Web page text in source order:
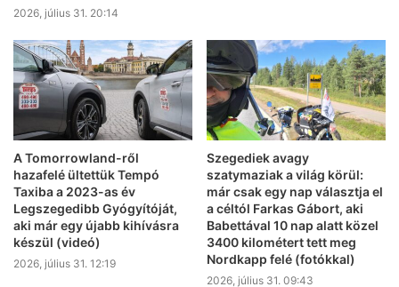
2026, július 31. 20:14
A Tomorrowland-ről
hazafelé ültettük Tempó
Taxiba a 2023-as év
Legszegedibb Gyógyítóját,
aki már egy újabb kihívásra
készül (videó)
2026, július 31. 12:19
Szegediek avagy
szatymaziak a világ körül:
már csak egy nap választja el
a céltól Farkas Gábort, aki
Babettával 10 nap alatt közel
3400 kilométert tett meg
Nordkapp felé (fotókkal)
2026, július 31. 09:43